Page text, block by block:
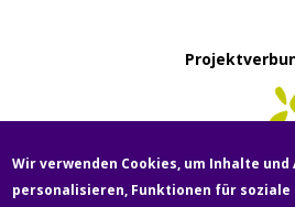
Wir verwenden Cookies, um Inhalte und
personalisieren, Funktionen für soziale